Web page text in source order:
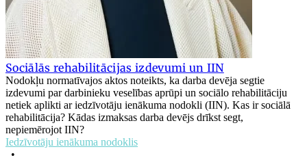
Sociālās rehabilitācijas izdevumi un IIN
Nodokļu normatīvajos aktos noteikts, ka darba devēja segtie
izdevumi par darbinieku veselības aprūpi un sociālo rehabilitāciju
netiek aplikti ar iedzīvotāju ienākuma nodokli (IIN). Kas ir sociālā
rehabilitācija? Kādas izmaksas darba devējs drīkst segt,
nepiemērojot IIN?
Iedzīvotāju ienākuma nodoklis
•